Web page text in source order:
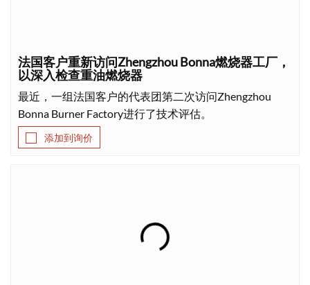
法国客户重新访问Zhengzhou Bonna燃烧器工厂，
以深入检查重油燃烧器
最近，一组法国客户的代表团第二次访问Zhengzhou
Bonna Burner Factory进行了技术评估。
添加到询价